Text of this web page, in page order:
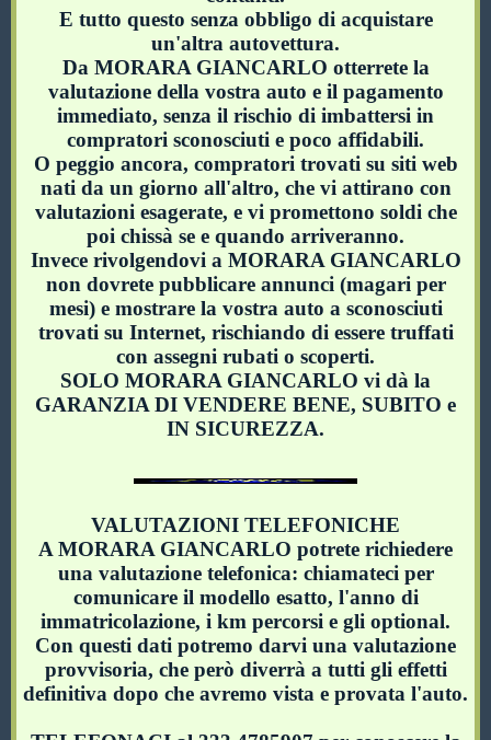
E tutto questo senza obbligo di acquistare
un'altra autovettura.
Da MORARA GIANCARLO otterrete la
valutazione della vostra auto e il pagamento
immediato, senza il rischio di imbattersi in
compratori sconosciuti e poco affidabili.
O peggio ancora, compratori trovati su siti web
nati da un giorno all'altro, che vi attirano con
valutazioni esagerate, e vi promettono soldi che
poi chissà se e quando arriveranno.
Invece rivolgendovi a MORARA GIANCARLO
non dovrete pubblicare annunci (magari per
mesi) e mostrare la vostra auto a sconosciuti
trovati su Internet, rischiando di essere truffati
con assegni rubati o scoperti.
SOLO MORARA GIANCARLO vi dà la
GARANZIA DI VENDERE BENE, SUBITO e
IN SICUREZZA.
VALUTAZIONI TELEFONICHE
A MORARA GIANCARLO potrete richiedere
una valutazione telefonica: chiamateci per
comunicare il modello esatto, l'anno di
immatricolazione, i km percorsi e gli optional.
Con questi dati potremo darvi una valutazione
provvisoria, che però diverrà a tutti gli effetti
definitiva dopo che avremo vista e provata l'auto.